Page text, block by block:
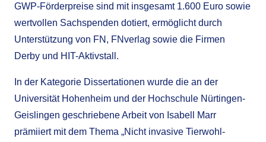
GWP-Förderpreise sind mit insgesamt 1.600 Euro sowie
wertvollen Sachspenden dotiert, ermöglicht durch
Unterstützung von FN, FNverlag sowie die Firmen
Derby und HIT-Aktivstall.
In der Kategorie Dissertationen wurde die an der
Universität Hohenheim und der Hochschule Nürtingen-
Geislingen geschriebene Arbeit von Isabell Marr
prämiiert mit dem Thema „Nicht invasive Tierwohl-